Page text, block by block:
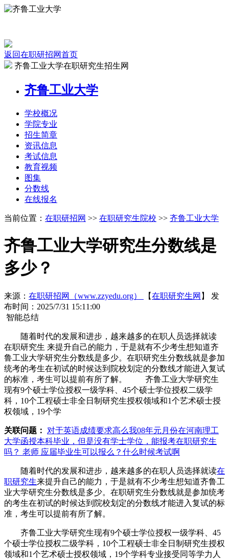
返回在职研招网首页
齐鲁工业大学在职研究生招生网
齐鲁工业大学
学校概况
学院专业
招生简章
资讯信息
考试信息
教育视频
图集
分数线
在线报名
当前位置： 在职研招网 >> 在职研究生院校 >> 齐鲁工业大学
齐鲁工业大学研究生分数线是
多少？
来源： 在职研招网（www.zzyedu.org） 【在职研究生网 】
发
布时间：2025/7/31 15:11:00
智能总结
随着时代的发展和进步，越来越多的在职人员选择就读
在职研究生 来提升自己的能力，于是就有不少考生想知道齐
鲁工业大学研究生分数线是多少。在职研究生分数线就是参加
统考的考生在初试的时候达到院校划定的分数线才能进入复试
的标准，考生可以提前有所了解。 齐鲁工业大学研究生
现有9个硕士学位授权一级学科、45个硕士学位授权二级学
科，10个工程硕士非全日制研究生授权领域和1个艺术硕士授
权领域，19个学
关联问题： 对于英语成绩要求高么我08年元月份在河南理工
大学函授本科毕业，但是没有学士学位，能报考在职研究生
吗？ 老师 应届毕业生可以报么？什么时候考试啊
随着时代的发展和进步，越来越多的在职人员选择就读在
职研究生来提升自己的能力，于是就有不少考生想知道齐鲁工
业大学研究生分数线是多少。在职研究生分数线就是参加统考
的考生在初试的时候达到院校划定的分数线才能进入复试的标
准，考生可以提前有所了解。
齐鲁工业大学研究生现有9个硕士学位授权一级学科、45
个硕士学位授权二级学科，10个工程硕士非全日制研究生授权
领域和1个艺术硕士授权领域，19个学科专业接受同等学力人